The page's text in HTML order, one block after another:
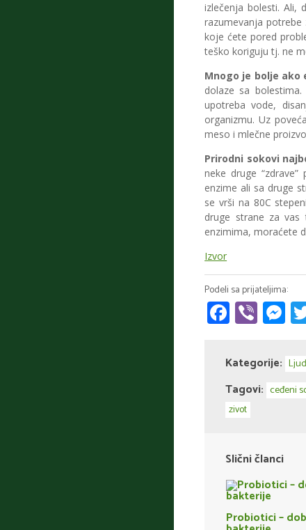
izlečenja bolesti. Ali,
razumevanja
koje ćete pored
teško koriguju tj. ne
Mnogo je bolje
dolaze sa
upotreba vode,
organizmu. Uz
meso i mlečne
Prirodni sokovi
neke druge
enzime ali sa druge
se vrši na 80C
druge strane za
enzimima, moraćete
Izvor
Viber
Kategorije:
Tagovi: ceđeni
zivot
Slični članci
Probiotici –